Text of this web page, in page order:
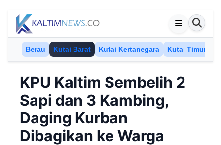
Skip to content
Berau Kutai Barat Kutai Kertanegara Kutai Timur
KPU Kaltim Sembelih 2
Sapi dan 3 Kambing,
Daging Kurban
Dibagikan ke Warga